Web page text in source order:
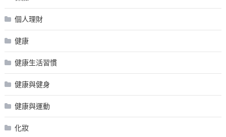
個人理財
健康
健康生活習慣
健康與健身
健康與運動
化妝